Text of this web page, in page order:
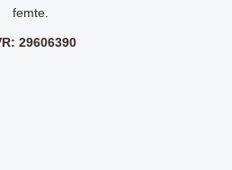
femte.
29606390